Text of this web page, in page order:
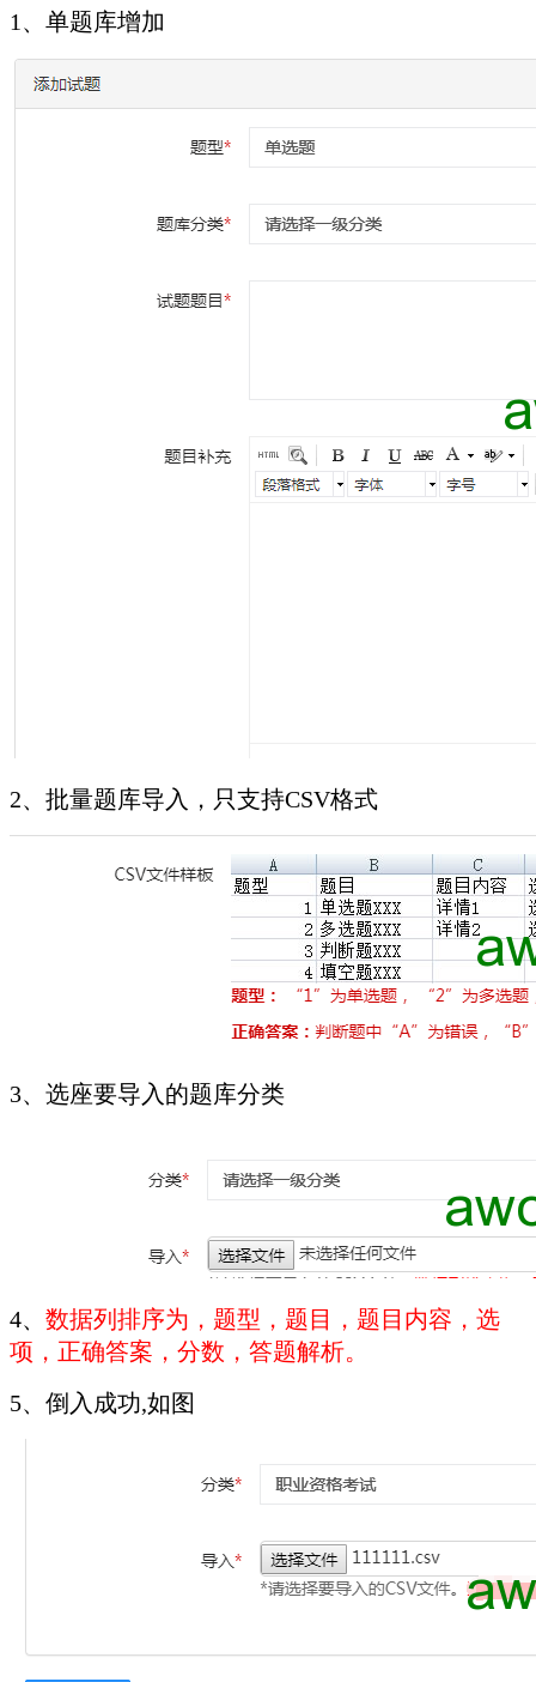
1、单题库增加
2、批量题库导入，只支持CSV格式
3、选座要导入的题库分类
4、 数据列排序为，题型，题目，题目内容，选
项，正确答案，分数，答题解析。
5、倒入成功,如图